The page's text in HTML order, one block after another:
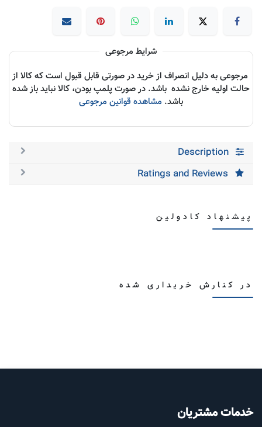
شرایط مرجوعی
مرجوعی به دلیل انصراف از خرید در صورتی قابل قبول است که کالا از
حالت اولیه خارج نشده باشد. در صورت پلمپ بودن، کالا نباید باز شده
باشد. مشاهده قوانین مرجوعی
Description
Ratings and Reviews
پیشنهاد کادولین
در کنارش خریداری شده
خدمات مشتریان